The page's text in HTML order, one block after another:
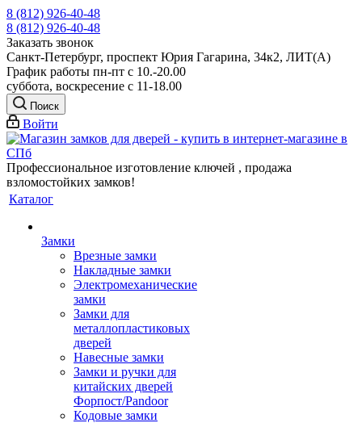
8 (812) 926-40-48
8 (812) 926-40-48
Заказать звонок
Санкт-Петербург, проспект Юрия Гагарина, 34к2, ЛИТ(А)
График работы пн-пт с 10.-20.00
суббота, воскресение с 11-18.00
Поиск
Войти
Профессиональное изготовление ключей , продажа
взломостойких замков!
Каталог
Замки
Врезные замки
Накладные замки
Электромеханические
замки
Замки для
металлопластиковых
дверей
Навесные замки
Замки и ручки для
китайских дверей
Форпост/Раndoor
Кодовые замки